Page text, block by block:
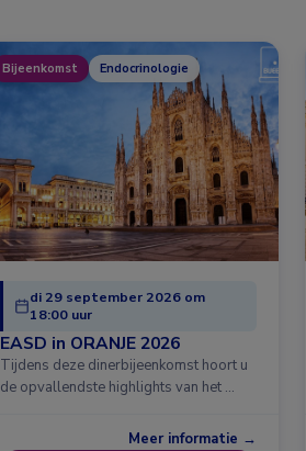
Bijeenkomst Endocrinologie
di 29 september 2026 om
18:00 uur
EASD in ORANJE 2026
Tijdens deze dinerbijeenkomst hoort u
de opvallendste highlights van het …
Meer informatie →